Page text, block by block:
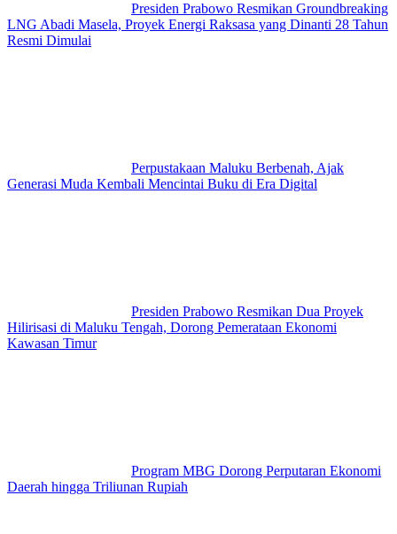
Presiden Prabowo Resmikan Groundbreaking
LNG Abadi Masela, Proyek Energi Raksasa yang Dinanti 28 Tahun
Resmi Dimulai
Perpustakaan Maluku Berbenah, Ajak
Generasi Muda Kembali Mencintai Buku di Era Digital
Presiden Prabowo Resmikan Dua Proyek
Hilirisasi di Maluku Tengah, Dorong Pemerataan Ekonomi
Kawasan Timur
Program MBG Dorong Perputaran Ekonomi
Daerah hingga Triliunan Rupiah